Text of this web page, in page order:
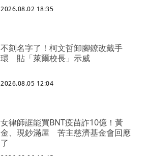
2026.08.02 18:35
不刻名字了！柯文哲卸腳鐐改戴手
環 貼「萊爾校長」示威
2026.08.05 12:04
女律師誆能買BNT疫苗詐10億！黃
金、現鈔滿屋 苦主慈濟基金會回應
了